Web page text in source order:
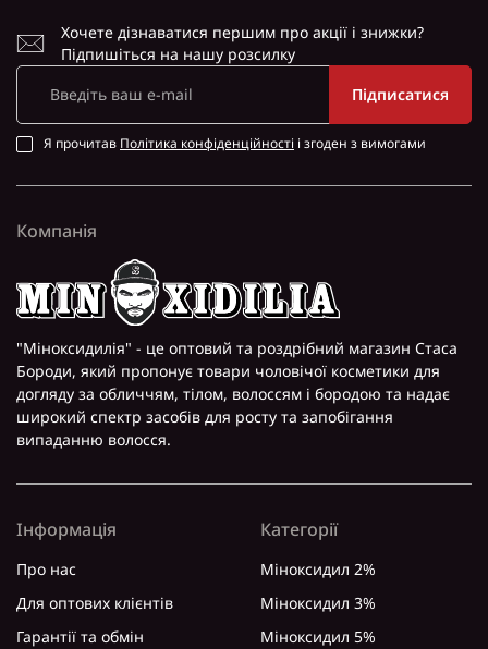
Хочете дізнаватися першим про акції і знижки?
Підпишіться на нашу розсилку
Підписатися
Я прочитав Політика конфіденційності і згоден з вимогами
Компанія
"Міноксидилія" - це оптовий та роздрібний магазин Стаса
Бороди, який пропонує товари чоловічої косметики для
догляду за обличчям, тілом, волоссям і бородою та надає
широкий спектр засобів для росту та запобігання
випаданню волосся.
Інформація
Про нас
Для оптових клієнтів
Гарантії та обмін
Категорії
Міноксидил 2%
Міноксидил 3%
Міноксидил 5%